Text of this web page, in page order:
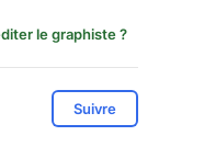
le graphiste ?
Suivre